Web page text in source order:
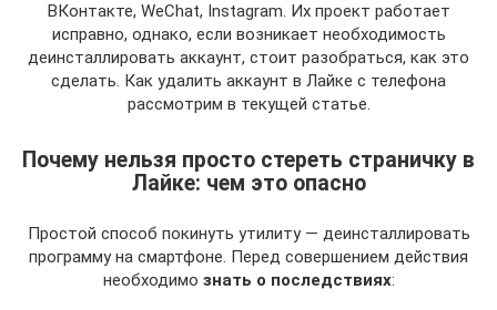
ВКонтакте, WeChat, Instagram. Их проект работает
исправно, однако, если возникает необходимость
деинсталлировать аккаунт, стоит разобраться, как это
сделать. Как удалить аккаунт в Лайке с телефона
рассмотрим в текущей статье.
Почему нельзя просто стереть страничку в
Лайке: чем это опасно
Простой способ покинуть утилиту — деинсталлировать
программу на смартфоне. Перед совершением действия
необходимо знать о последствиях: